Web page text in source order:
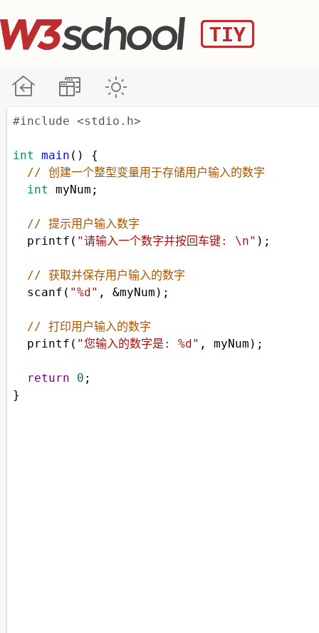
#include <stdio.h>
int main () {
// 创建一个整型变量用于存储用户输入的数字
int
myNum ;
// 提示用户输入数字
printf ( "请输入一个数字并按回车键: \n"
// 获取并保存用户输入的数字
scanf ( "%d" , &myNum );
// 打印用户输入的数字
printf ( "您输入的数字是: %d" , myNum );
return 0 ;
}